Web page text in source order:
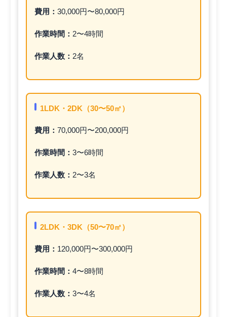
費用： 30,000円〜80,000円
作業時間： 2〜4時間
作業人数： 2名
1LDK・2DK（30〜50㎡）
費用： 70,000円〜200,000円
作業時間： 3〜6時間
作業人数： 2〜3名
2LDK・3DK（50〜70㎡）
費用： 120,000円〜300,000円
作業時間： 4〜8時間
作業人数： 3〜4名